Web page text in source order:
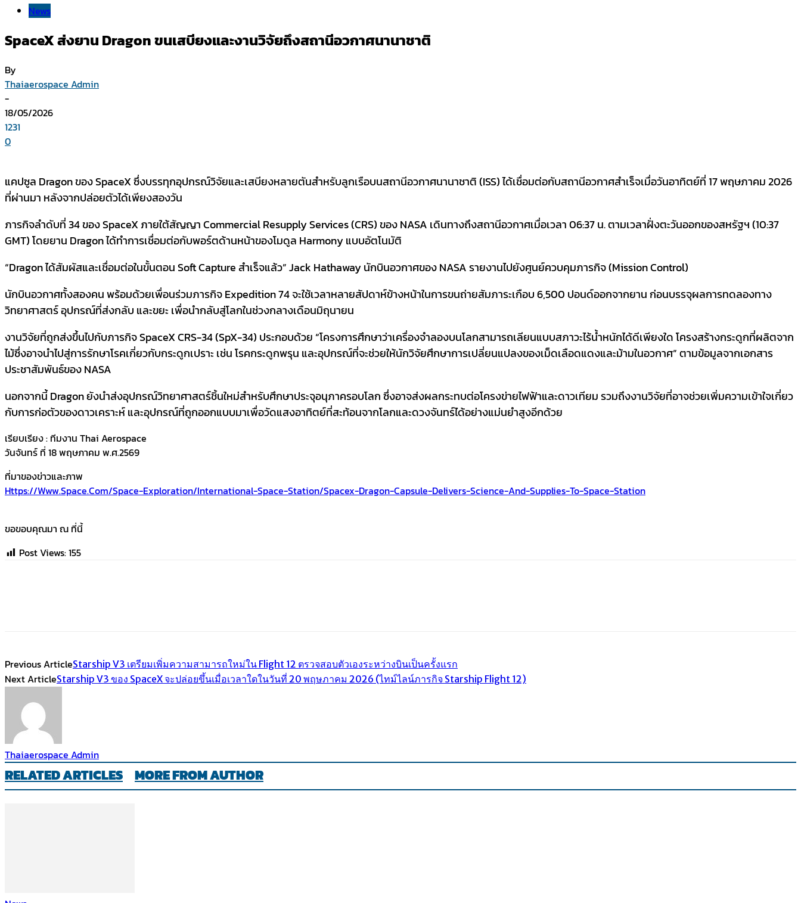
News
SpaceX ส่งยาน Dragon ขนเสบียงและงานวิจัยถึงสถานีอวกาศนานาชาติ
By
Thaiaerospace Admin
-
18/05/2026
1231
0
แคปซูล Dragon ของ SpaceX ซึ่งบรรทุกอุปกรณ์วิจัยและเสบียงหลายตันสำหรับลูกเรือบนสถานีอวกาศนานาชาติ (ISS) ได้เชื่อมต่อกับสถานีอวกาศสำเร็จเมื่อวันอาทิตย์ที่ 17 พฤษภาคม 2026
ที่ผ่านมา หลังจากปล่อยตัวได้เพียงสองวัน
ภารกิจลำดับที่ 34 ของ SpaceX ภายใต้สัญญา Commercial Resupply Services (CRS) ของ NASA เดินทางถึงสถานีอวกาศเมื่อเวลา 06:37 น. ตามเวลาฝั่งตะวันออกของสหรัฐฯ (10:37
GMT) โดยยาน Dragon ได้ทำการเชื่อมต่อกับพอร์ตด้านหน้าของโมดูล Harmony แบบอัตโนมัติ
“Dragon ได้สัมผัสและเชื่อมต่อในขั้นตอน Soft Capture สำเร็จแล้ว” Jack Hathaway นักบินอวกาศของ NASA รายงานไปยังศูนย์ควบคุมภารกิจ (Mission Control)
นักบินอวกาศทั้งสองคน พร้อมด้วยเพื่อนร่วมภารกิจ Expedition 74 จะใช้เวลาหลายสัปดาห์ข้างหน้าในการขนถ่ายสัมภาระเกือบ 6,500 ปอนด์ออกจากยาน ก่อนบรรจุผลการทดลองทาง
วิทยาศาสตร์ อุปกรณ์ที่ส่งกลับ และขยะ เพื่อนำกลับสู่โลกในช่วงกลางเดือนมิถุนายน
งานวิจัยที่ถูกส่งขึ้นไปกับภารกิจ SpaceX CRS-34 (SpX-34) ประกอบด้วย “โครงการศึกษาว่าเครื่องจำลองบนโลกสามารถเลียนแบบสภาวะไร้น้ำหนักได้ดีเพียงใด โครงสร้างกระดูกที่ผลิตจาก
ไม้ซึ่งอาจนำไปสู่การรักษาโรคเกี่ยวกับกระดูกเปราะ เช่น โรคกระดูกพรุน และอุปกรณ์ที่จะช่วยให้นักวิจัยศึกษาการเปลี่ยนแปลงของเม็ดเลือดแดงและม้ามในอวกาศ” ตามข้อมูลจากเอกสาร
ประชาสัมพันธ์ของ NASA
นอกจากนี้ Dragon ยังนำส่งอุปกรณ์วิทยาศาสตร์ชิ้นใหม่สำหรับศึกษาประจุอนุภาครอบโลก ซึ่งอาจส่งผลกระทบต่อโครงข่ายไฟฟ้าและดาวเทียม รวมถึงงานวิจัยที่อาจช่วยเพิ่มความเข้าใจเกี่ยว
กับการก่อตัวของดาวเคราะห์ และอุปกรณ์ที่ถูกออกแบบมาเพื่อวัดแสงอาทิตย์ที่สะท้อนจากโลกและดวงจันทร์ได้อย่างแม่นยำสูงอีกด้วย
เรียบเรียง : ทีมงาน Thai Aerospace
วันจันทร์ ที่ 18 พฤษภาคม พ.ศ.2569
ที่มาของข่าวและภาพ
Https://www.space.com/space-Exploration/international-Space-Station/spacex-Dragon-Capsule-Delivers-Science-And-Supplies-To-Space-Station
ขอขอบคุณมา ณ ที่นี้
Post Views:155
Previous ArticleStarship V3 เตรียมเพิ่มความสามารถใหม่ใน Flight 12 ตรวจสอบตัวเองระหว่างบินเป็นครั้งแรก
Next ArticleStarship V3 ของ SpaceX จะปล่อยขึ้นเมื่อเวลาใดในวันที่ 20 พฤษภาคม 2026 (ไทม์ไลน์ภารกิจ Starship Flight 12)
Thaiaerospace Admin
RELATED ARTICLES MORE FROM AUTHOR